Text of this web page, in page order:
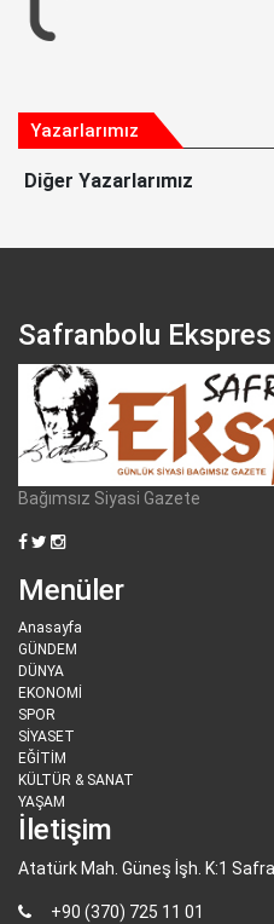
Yazarlarımız
Diğer Yazarlarımız
Safranbolu
Bağımsız Siyasi Gazete
Menüler
Anasayfa
GÜNDEM
DÜNYA
EKONOMİ
SPOR
SİYASET
EĞİTİM
KÜLTÜR & SANAT
YAŞAM
İletişim
Atatürk Mah. Güneş İşh. K:1
+90 (370) 725 11 01